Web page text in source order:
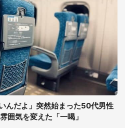
んだよ」突然始まった50代男性
囲気を変えた「一喝」